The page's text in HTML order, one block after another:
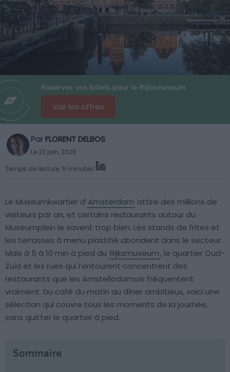
Réservez vos billets pour le Rijksmuseum
Voir les offres
Par FLORENT DELBOS
Le 22 juin, 2026
Temps de lecture: 5 minutes
Le Museumkwartier d’Amsterdam attire des millions de
visiteurs par an, et certains restaurants autour du
Museumplein le savent trop bien. Les stands de frites et
les terrasses à menu plastifié abondent dans le secteur.
Mais à 5 à 10 min à pied du Rijksmuseum, le quartier Oud-
Zuid et les rues qui l’entourent concentrent des
restaurants que les Amstellodamois fréquentent
vraiment. Du café du matin au dîner ambitieux, voici une
sélection qui couvre tous les moments de la journée,
sans quitter le quartier à pied.
Sommaire